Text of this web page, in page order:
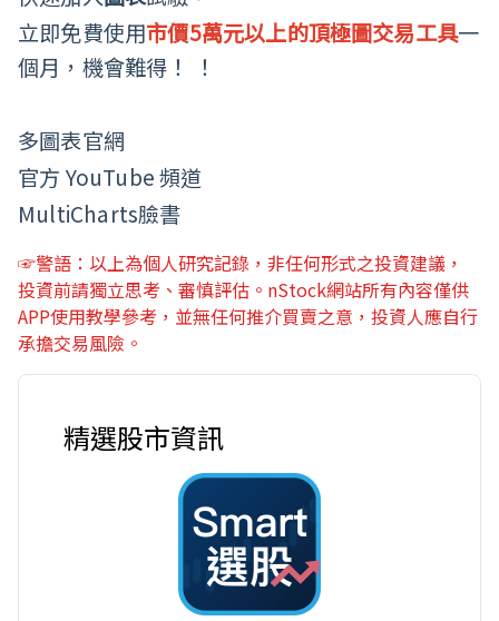
立即免費使用市價5萬元以上的頂極圖交易工具一
個月，機會難得！ ！
多圖表官網
官方 YouTube 頻道
MultiCharts臉書
☞警語：以上為個人研究記錄，非任何形式之投資建議，
投資前請獨立思考、審慎評估。nStock網站所有內容僅供
APP使用教學參考，並無任何推介買賣之意，投資人應自行
承擔交易風險。
精選股市資訊